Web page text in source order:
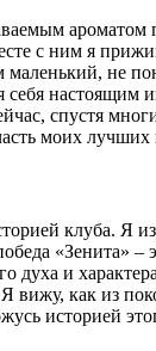
с ним я
не
спустя
моих
клуба.
«Зенита»
и
как из
историей